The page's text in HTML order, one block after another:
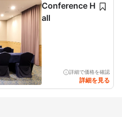
Conference H
all
詳細で価格を確認
詳細を見る